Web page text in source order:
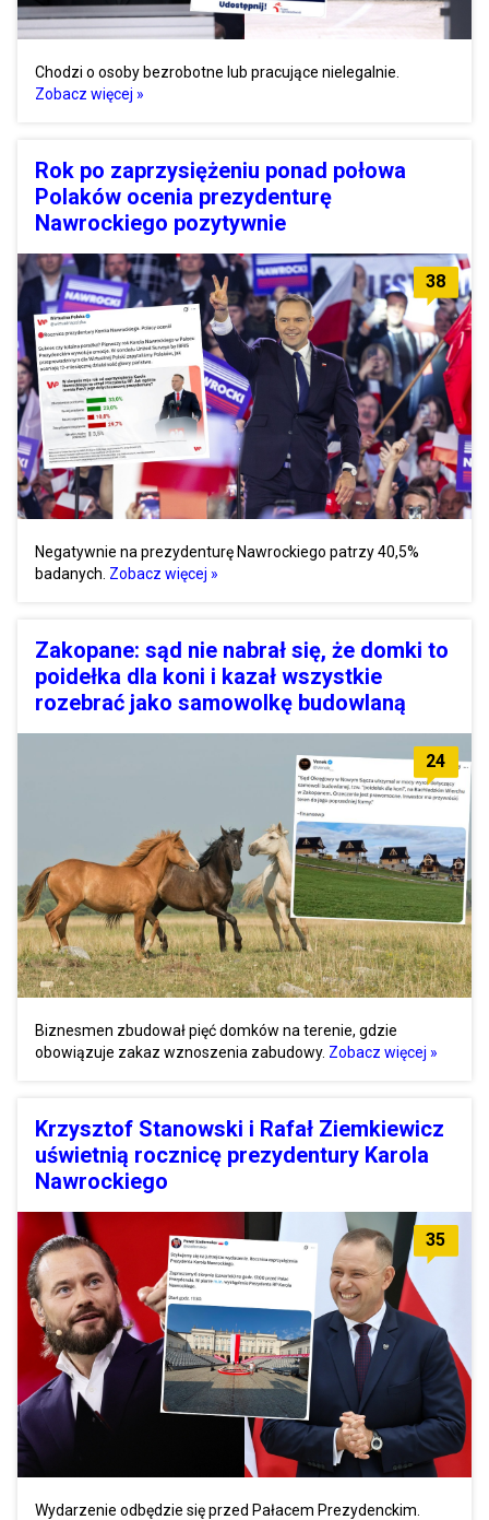
Chodzi o osoby bezrobotne lub pracujące nielegalnie.
Zobacz więcej »
Rok po zaprzysiężeniu ponad połowa
Polaków ocenia prezydenturę
Nawrockiego pozytywnie
38
Negatywnie na prezydenturę Nawrockiego patrzy 40,5%
badanych. Zobacz więcej »
Zakopane: sąd nie nabrał się, że domki to
poidełka dla koni i kazał wszystkie
rozebrać jako samowolkę budowlaną
24
Biznesmen zbudował pięć domków na terenie, gdzie
obowiązuje zakaz wznoszenia zabudowy. Zobacz więcej »
Krzysztof Stanowski i Rafał Ziemkiewicz
uświetnią rocznicę prezydentury Karola
Nawrockiego
35
Wydarzenie odbędzie się przed Pałacem Prezydenckim.